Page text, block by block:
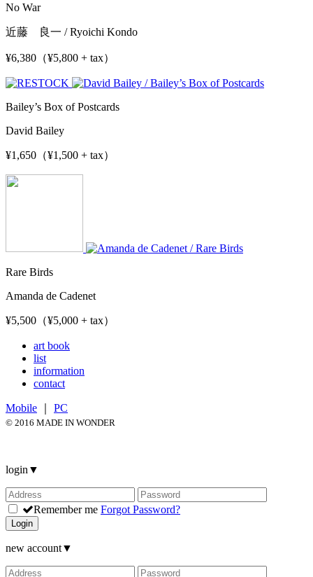
No War
近藤 良一 / Ryoichi Kondo
¥6,380（¥5,800 + tax）
Bailey’s Box of Postcards
David Bailey
¥1,650（¥1,500 + tax）
Rare Birds
Amanda de Cadenet
¥5,500（¥5,000 + tax）
art book
list
information
contact
Mobile PC
© 2016 MADE IN WONDER
login ▼
Remember me Forgot Password?
Login
new account▼